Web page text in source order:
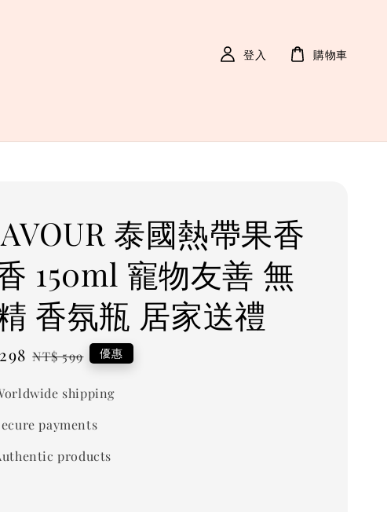
登入 購物車
泰國熱帶果香
150ml 寵物友善 無
香氛瓶 居家送禮
Regular
NT$ 599 優惠
shipping
payments
products